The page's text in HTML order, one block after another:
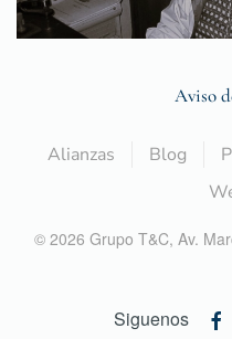
Aviso
Alianzas Blog
© 2026 Grupo T&C, Av.
Siguenos